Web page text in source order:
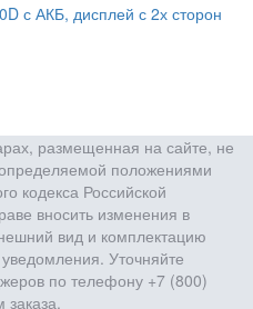
с АКБ, дисплей с 2х сторон
размещенная на сайте, не
положениями
кодекса Российской
вносить изменения в
вид и комплектацию
Уточняйте
по телефону +7 (800)